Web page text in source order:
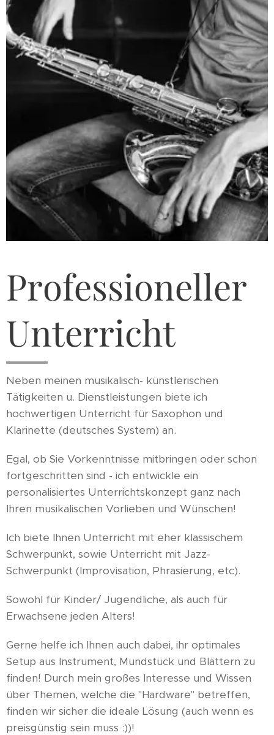
Professioneller
Unterricht
Neben meinen musikalisch- künstlerischen
Tätigkeiten u. Dienstleistungen biete ich
hochwertigen Unterricht für Saxophon und
Klarinette (deutsches System) an.
Egal, ob Sie Vorkenntnisse mitbringen oder schon
fortgeschritten sind - ich entwickle ein
personalisiertes Unterrichtskonzept ganz nach
Ihren musikalischen Vorlieben und Wünschen!
Ich biete Ihnen Unterricht mit eher klassischem
Schwerpunkt, sowie Unterricht mit Jazz-
Schwerpunkt (Improvisation, Phrasierung, etc).
Sowohl für Kinder/ Jugendliche, als auch für
Erwachsene jeden Alters!
Gerne helfe ich Ihnen auch dabei, ihr optimales
Setup aus Instrument, Mundstück und Blättern zu
finden! Durch mein großes Interesse und Wissen
über Themen, welche die "Hardware" betreffen,
finden wir sicher die ideale Lösung (auch wenn es
preisgünstig sein muss :))!